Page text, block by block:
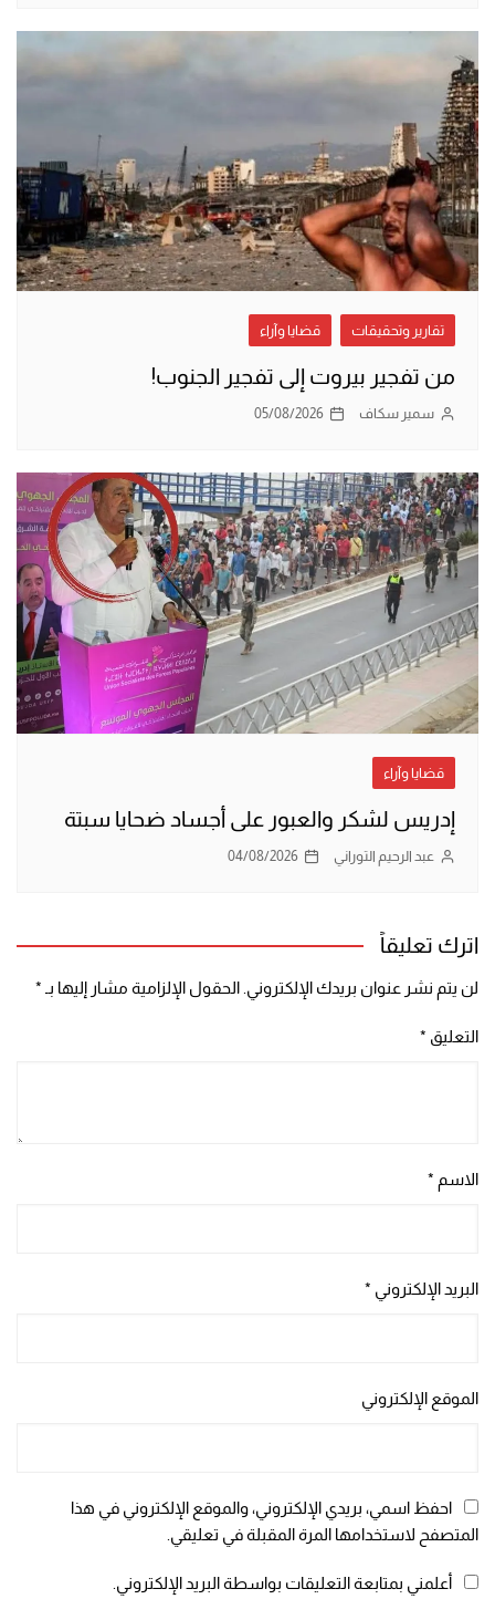
تقارير وتحقيقات قضايا وآراء
من تفجير بيروت إلى تفجير الجنوب!
سمير سكاف 05/08/2026
قضايا وآراء
إدريس لشكر والعبور على أجساد ضحايا سبتة
عبد الرحيم التوراني 04/08/2026
اترك تعليقاً
لن يتم نشر عنوان بريدك الإلكتروني. الحقول الإلزامية مشار إليها بـ *
التعليق *
الاسم *
البريد الإلكتروني *
الموقع الإلكتروني
احفظ اسمي، بريدي الإلكتروني، والموقع الإلكتروني في هذا
المتصفح لاستخدامها المرة المقبلة في تعليقي.
أعلمني بمتابعة التعليقات بواسطة البريد الإلكتروني.